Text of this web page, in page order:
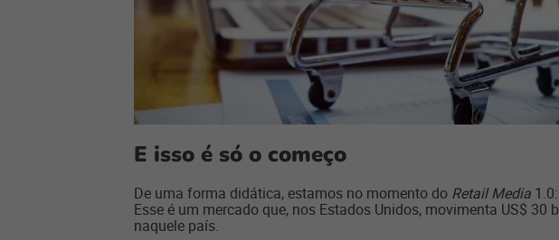
E isso é só o começo
De uma forma didática, estamos no momento do Retail Media
Esse é um mercado que, nos Estados Unidos, movimenta US$
naquele país.